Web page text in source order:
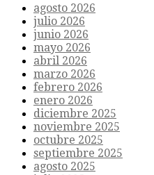
agosto 2026
julio 2026
junio 2026
mayo 2026
abril 2026
marzo 2026
febrero 2026
enero 2026
diciembre 2025
noviembre 2025
octubre 2025
septiembre 2025
agosto 2025